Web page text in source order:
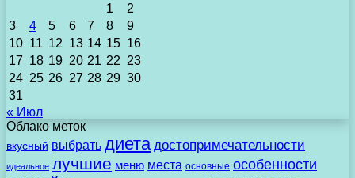
1
2
3
4 5 6 7 8
9
10 11 12 13 14 15 16
17 18 19 20 21 22 23
24 25 26 27 28 29 30
31
« Июл
Облако меток
вкусный выбрать диета достопримечательности
идеальное лучшие меню места основные особенности